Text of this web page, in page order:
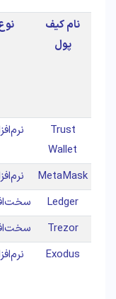
نام کیف
پول
Trust
Wallet
MetaMask
Ledger
Trezor
Exodus